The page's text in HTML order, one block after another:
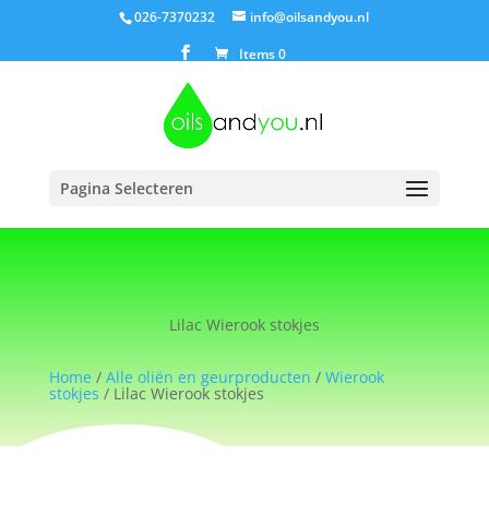
026-7370232
info@oilsandyou.nl
Items 0
Pagina Selecteren
Lilac Wierook stokjes
Home / Alle oliën en geurproducten / Wierook
stokjes / Lilac Wierook stokjes